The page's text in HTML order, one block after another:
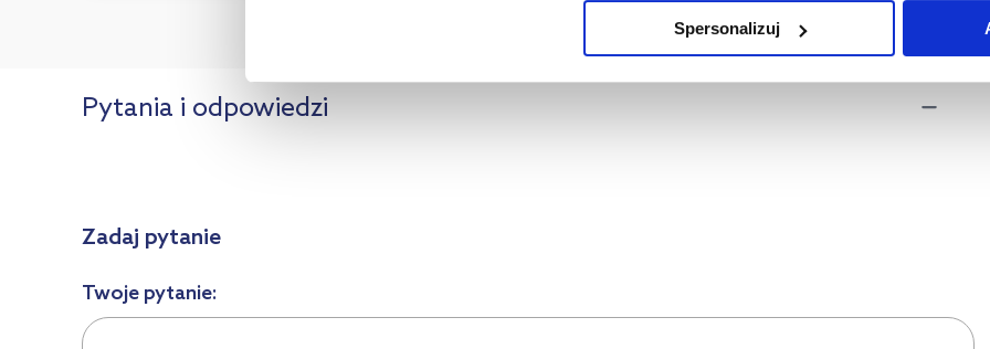
na temat plików cookie i tego, dlaczego ich przepisy, przejdź do zakładek „Informacje o plikach
Spersonalizuj
Pytania i odpowiedzi
Zadaj pytanie
Twoje pytanie: